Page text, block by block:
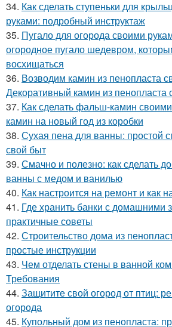
34. Как сделать ступеньки для
руками: подробный инструктаж
35. Пугало для огорода своими
огородное пугало шедевром,
восхищаться
36. Возводим камин из пенопласта
Декоративный камин из пенопласта
37. Как сделать фальш-камин
камин на новый год из коробки
38. Сухая пена для ванны: простой
свой быт
39. Смачно и полезно: как сделать
ванны с медом и ванилью
40. Как настроится на ремонт и как
41. Где хранить банки с домашними
практичные советы
42. Строительство дома из
простые инструкции
43. Чем отделать стены в ванной
Требования
44. Защитите свой огород от птиц:
огорода
45. Купольный дом из пенопласта: